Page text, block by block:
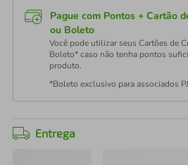
Pague com Pontos + Cartão
ou Boleto
Você pode utilizar seus Cartões de
Boleto* caso não tenha pontos
produto.
*Boleto exclusivo para associados PJ
Entrega